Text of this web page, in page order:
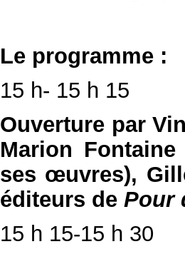
Le programme :
15 h- 15 h 15
Ouverture par
Marion
ses œuvres),
éditeurs de Pour
15 h 15-15 h 30